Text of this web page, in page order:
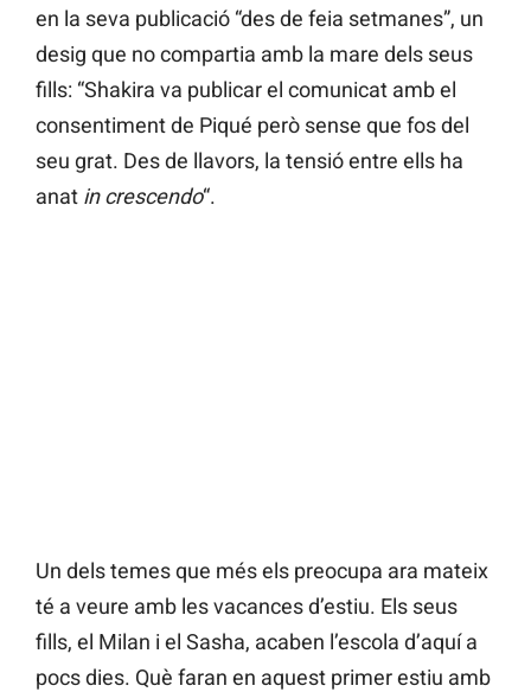
en la seva publicació “des de feia setmanes”, un
desig que no compartia amb la mare dels seus
fills: “Shakira va publicar el comunicat amb el
consentiment de Piqué però sense que fos del
seu grat. Des de llavors, la tensió entre ells ha
anat in crescendo“.
Un dels temes que més els preocupa ara mateix
té a veure amb les vacances d’estiu. Els seus
fills, el Milan i el Sasha, acaben l’escola d’aquí a
pocs dies. Què faran en aquest primer estiu amb